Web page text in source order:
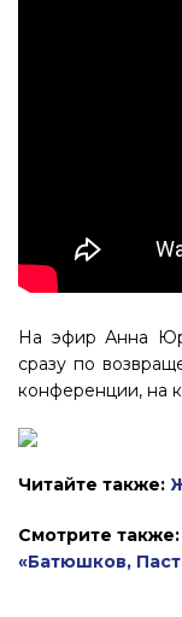
На эфир Анна
сразу по
конференции, на
Читайте также:
Смотрите также:
«Батюшков,